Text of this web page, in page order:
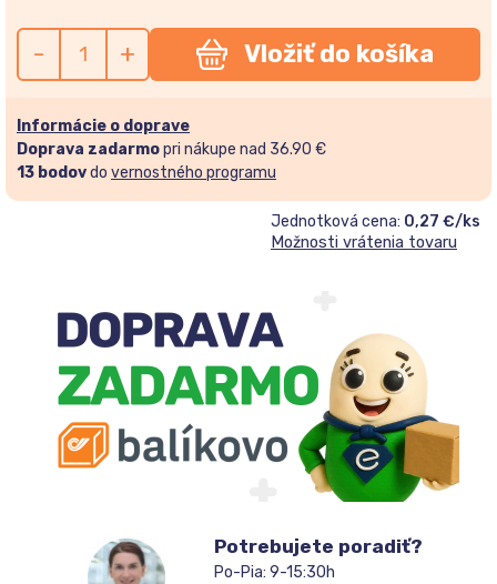
- + Vložiť do košíka
Informácie o doprave
Doprava zadarmopri nákupe nad 36.90 €
13 bodovdo vernostného programu
Jednotková cena: 0,27 €/ks
Možnosti vrátenia tovaru
Potrebujete poradiť?
Po-Pia: 9-15:30h